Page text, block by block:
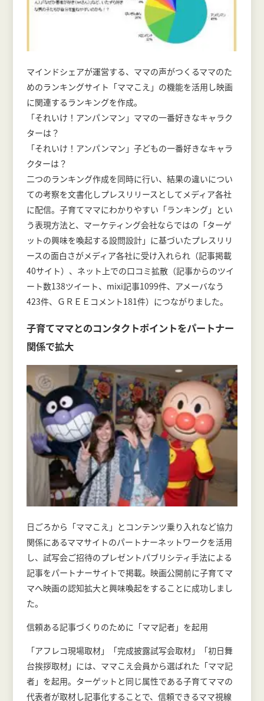
マインドシェアが運営する、ママの声がつくるママのた
めのランキングサイト「ママこえ」の機能を活用し映画
に関連するランキングを作成。
「それいけ！アンパンマン」ママの一番好きなキャラク
ターは？
「それいけ！アンパンマン」子どもの一番好きなキャラ
クターは？
二つのランキング作成を同時に行い、結果の違いについ
ての考察を文書化しプレスリリースとしてメディア各社
に配信。子育てママにわかりやすい「ランキング」とい
う表現方法と、マーケティング会社ならではの「ターゲ
ットの興味を喚起する設問設計」に基づいたプレスリリ
ースの面白さがメディア各社に受け入れられ（記事掲載
40サイト）、ネット上での口コミ拡散（記事からのツイ
ート数138ツイート、mixi記事1099件、アメーバなう
423件、ＧＲＥＥコメント181件）につながりました。
子育てママとのコンタクトポイントをパートナー
関係で拡大
日ごろから「ママこえ」とコンテンツ乗り入れなど協力
関係にあるママサイトのパートナーネットワークを活用
し、試写会ご招待のプレゼントパブリシティ手法による
記事をパートナーサイトで掲載。映画公開前に子育てマ
マへ映画の認知拡大と興味喚起をすることに成功しまし
た。
信頼ある記事づくりのために「ママ記者」を起用
「アフレコ現場取材」「完成披露試写会取材」「初日舞
台挨拶取材」には、ママこえ会員から選ばれた「ママ記
者」を起用。ターゲットと同じ属性である子育てママの
代表者が取材し記事化することで、信頼できるママ視線